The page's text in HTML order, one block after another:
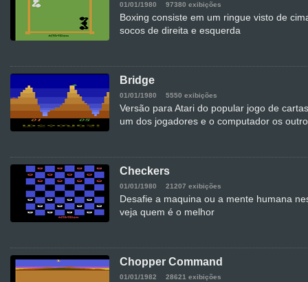
01/01/1980 97380 exibições
Boxing consiste em um ringue visto de
socos de direita e esquerda
Bridge
01/01/1980 5550 exibições
Versão para Atari do popular jogo de
um dos jogadores e o computador os
Checkers
01/01/1980 21207 exibições
Desafie a maquina ou a mente humana
veja quem é o melhor
Chopper Command
01/01/1982 28621 exibições